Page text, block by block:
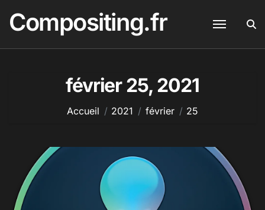
contenu
Compositing.fr
février 25, 2021
Accueil 2021 février 25